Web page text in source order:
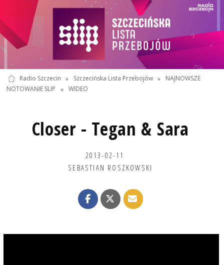
Radio Szczecin » Szczecińska Lista Przebojów »
NAJNOWSZE
NOTOWANIE SLIP
» WIDEO
Closer - Tegan & Sara
2013-02-11
SEBASTIAN ROSZKOWSKI